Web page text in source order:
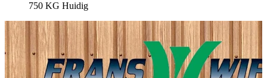
750 KG Huidig